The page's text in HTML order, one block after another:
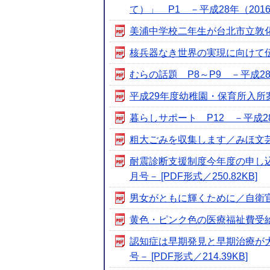
て）」 P1 －平成28年（2016
美浦中学校二年生が台北市立
核兵器なき世界の実現に向け
むらの話題 P8～P9 －平成28
平成29年度幼稚園・保育所入
暮らしサポート P12 －平成
粗大ごみを収集します／みほ
耐震診断支援制度今年度の申
月号－ [PDF形式／250.82KB]
男女がともに輝くために／自
黄色・ピンク色の医療福祉費
認知症は早期発見と早期治療
号－ [PDF形式／214.39KB]